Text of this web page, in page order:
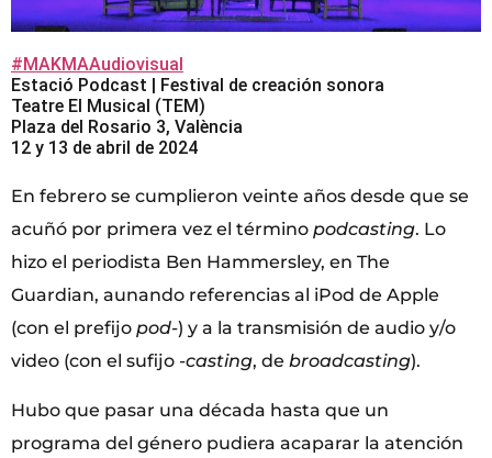
#MAKMAAudiovisual
Estació Podcast | Festival de creación sonora
Teatre El Musical (TEM)
Plaza del Rosario 3, València
12 y 13 de abril de 2024
En febrero se cumplieron veinte años desde que se
acuñó por primera vez el término podcasting. Lo
hizo el periodista Ben Hammersley, en The
Guardian, aunando referencias al iPod de Apple
(con el prefijo pod-) y a la transmisión de audio y/o
video (con el sufijo -casting, de broadcasting).
Hubo que pasar una década hasta que un
programa del género pudiera acaparar la atención